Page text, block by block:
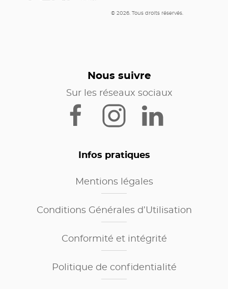
© 2026. Tous droits réservés.
Nous suivre
Sur les réseaux sociaux
Infos pratiques
Mentions légales
Conditions Générales d’Utilisation
Conformité et intégrité
Politique de confidentialité